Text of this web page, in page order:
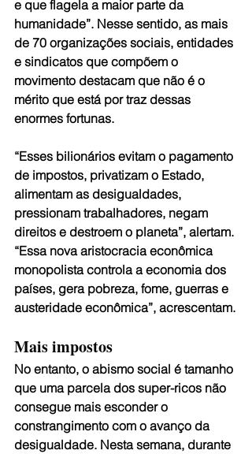
e que flagela a maior parte da
humanidade”. Nesse sentido, as mais
de 70 organizações sociais, entidades
e sindicatos que compõem o
movimento destacam que não é o
mérito que está por traz dessas
enormes fortunas.
“Esses bilionários evitam o pagamento
de impostos, privatizam o Estado,
alimentam as desigualdades,
pressionam trabalhadores, negam
direitos e destroem o planeta”, alertam.
“Essa nova aristocracia econômica
monopolista controla a economia dos
países, gera pobreza, fome, guerras e
austeridade econômica”, acrescentam.
Mais impostos
No entanto, o abismo social é tamanho
que uma parcela dos super-ricos não
consegue mais esconder o
constrangimento com o avanço da
desigualdade. Nesta semana, durante